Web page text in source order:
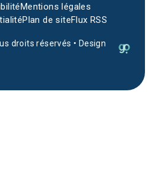
droits réservés • Design
Mentions légales
Plan de siteFlux RSS